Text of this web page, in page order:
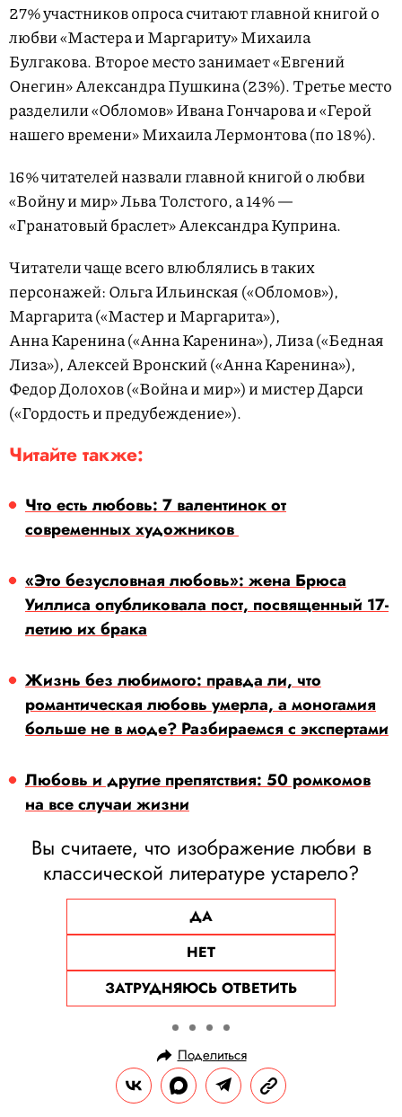
27% участников опроса считают главной книгой о
любви «Мастера и Маргариту» Михаила
Булгакова. Второе место занимает «Евгений
Онегин» Александра Пушкина (23%). Третье место
разделили «Обломов» Ивана Гончарова и «Герой
нашего времени» Михаила Лермонтова (по 18%).
16% читателей назвали главной книгой о любви
«Войну и мир» Льва Толстого, а 14% —
«Гранатовый браслет» Александра Куприна.
Читатели чаще всего влюблялись в таких
персонажей: Ольга Ильинская («Обломов»),
Маргарита («Мастер и Маргарита»),
Анна Каренина («Анна Каренина»), Лиза («Бедная
Лиза»), Алексей Вронский («Анна Каренина»),
Федор Долохов («Война и мир») и мистер Дарси
(«Гордость и предубеждение»).
Читайте также:
Что есть любовь: 7 валентинок от
современных художников
«Это безусловная любовь»: жена Брюса
Уиллиса опубликовала пост, посвященный 17-
летию их брака
Жизнь без любимого: правда ли, что
романтическая любовь умерла, а моногамия
больше не в моде? Разбираемся с экспертами
Любовь и другие препятствия: 50 ромкомов
на все случаи жизни
Вы считаете, что изображение любви в
классической литературе устарело?
ДА
НЕТ
ЗАТРУДНЯЮСЬ ОТВЕТИТЬ
Поделиться